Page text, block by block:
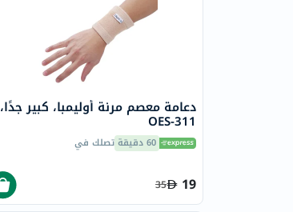
دعامة معصم مرنة أوليمبا، كبير جدًا،
OES-311
60 دقيقة تصلك في
19
35